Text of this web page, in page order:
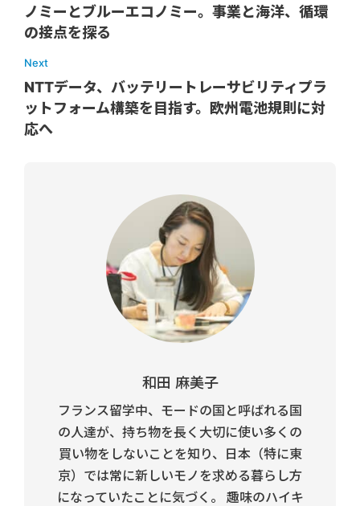
ノミーとブルーエコノミー。事業と海洋、循環
の接点を探る
Next
NTTデータ、バッテリートレーサビリティプラ
ットフォーム構築を目指す。欧州電池規則に対
応へ
和田 麻美子
フランス留学中、モードの国と呼ばれる国
の人達が、持ち物を長く大切に使い多くの
買い物をしないことを知り、日本（特に東
京）では常に新しいモノを求める暮らし方
になっていたことに気づく。 趣味のハイキ